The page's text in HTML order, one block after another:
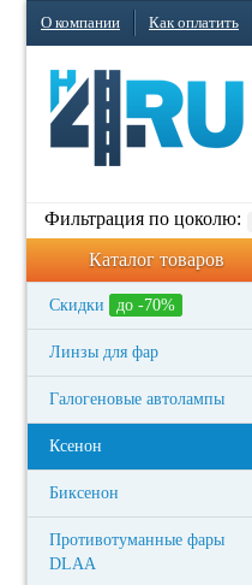
О компании Как оплатить
Фильтрация по цоколю:
Каталог товаров
Скидки до -70%
Линзы для фар
Галогеновые автолампы
Ксенон
Биксенон
Противотуманные фары
DLAA